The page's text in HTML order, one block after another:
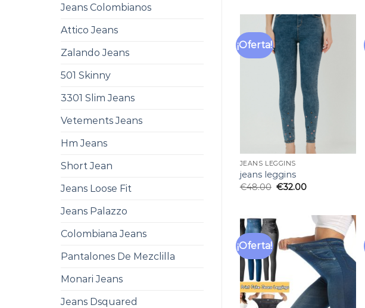
Jeans Colombianos
Attico Jeans
Zalando Jeans
501 Skinny
3301 Slim Jeans
Vetements Jeans
Hm Jeans
Short Jean
Jeans Loose Fit
Jeans Palazzo
Colombiana Jeans
Pantalones De Mezclilla
Monari Jeans
Jeans Dsquared
¡Oferta!
Añadir
JEANS LEGGINS
jeans leggins
€48.00 €32.00
¡Oferta!
Añadir
a la
lista
de
deseos